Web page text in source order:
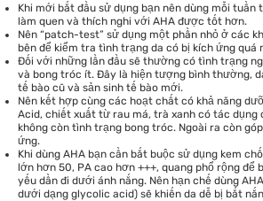
Khi mới bắt đầu sử dụng bạn nên dùng mỗi tuần
làm quen và thích nghi với AHA được tốt hơn.
Nên “patch-test” sử dụng một phần nhỏ ở các
bên để kiểm tra tình trạng da có bị kích ứng quá
Đối với những lần đầu sẽ thường có tình trạng
và bong tróc ít. Đây là hiện tượng bình thường,
tế bào cũ và sản sinh tế bào mới.
Nên kết hợp cùng các hoạt chất có khả năng
Acid, chiết xuất từ rau má, trà xanh có tác dụng
không còn tình trạng bong tróc. Ngoài ra còn
ứng.
Khi dùng AHA bạn cần bắt buộc sử dụng kem
lớn hơn 50, PA cao hơn +++, quang phổ rộng để
yếu dần đi dưới ánh nắng. Nên hạn chế dùng
dưới dạng glycolic acid) sẽ khiến da dễ bị bắt